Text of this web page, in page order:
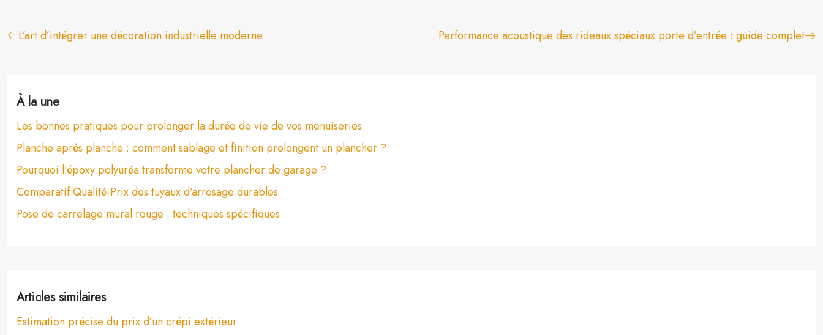
L’art d’intégrer une décoration industrielle moderne Performance acoustique des rideaux spéciaux porte d’entrée : guide complet
À la une
Les bonnes pratiques pour prolonger la durée de vie de vos menuiseries
Planche après planche : comment sablage et finition prolongent un plancher ?
Pourquoi l’époxy polyuréa transforme votre plancher de garage ?
Comparatif Qualité-Prix des tuyaux d’arrosage durables
Pose de carrelage mural rouge : techniques spécifiques
Articles similaires
Estimation précise du prix d’un crépi extérieur